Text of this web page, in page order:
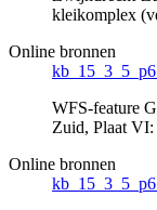
kleikomplex
Online bronnen
WFS-feature
Zuid, Plaat
Online bronnen